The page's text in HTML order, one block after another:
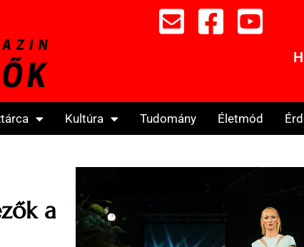
Kultúra Tudomány Életmód
a